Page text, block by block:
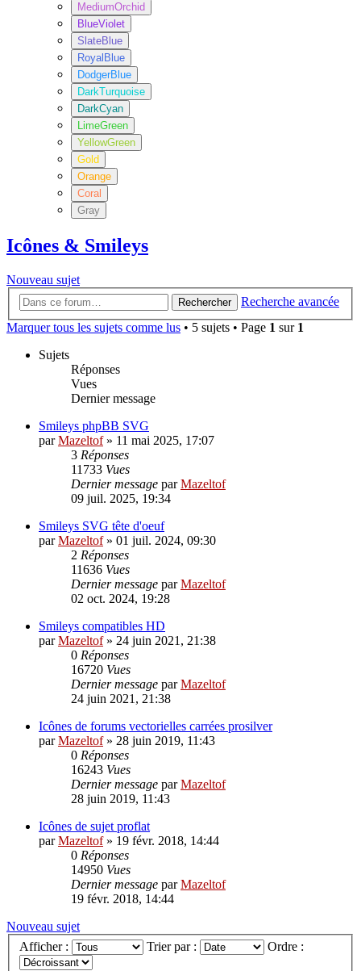
MediumOrchid
BlueViolet
SlateBlue
RoyalBlue
DodgerBlue
DarkTurquoise
DarkCyan
LimeGreen
YellowGreen
Gold
Orange
Coral
Gray
Icônes & Smileys
Nouveau sujet
Rechercher
Recherche avancée
Marquer tous les sujets comme lus • 5 sujets • Page 1 sur 1
Sujets
Réponses
Vues
Dernier message
Smileys phpBB SVG
parMazeltof» 11 mai 2025, 17:07
3 Réponses
11733 Vues
Dernier message parMazeltof
09 juil. 2025, 19:34
Smileys SVG tête d'oeuf
parMazeltof» 01 juil. 2024, 09:30
2 Réponses
11636 Vues
Dernier message parMazeltof
02 oct. 2024, 19:28
Smileys compatibles HD
parMazeltof» 24 juin 2021, 21:38
0 Réponses
16720 Vues
Dernier message parMazeltof
24 juin 2021, 21:38
Icônes de forums vectorielles carrées prosilver
parMazeltof» 28 juin 2019, 11:43
0 Réponses
16243 Vues
Dernier message parMazeltof
28 juin 2019, 11:43
Icônes de sujet proflat
parMazeltof» 19 févr. 2018, 14:44
0 Réponses
14950 Vues
Dernier message parMazeltof
19 févr. 2018, 14:44
Nouveau sujet
Afficher :
Trier par : Ordre :